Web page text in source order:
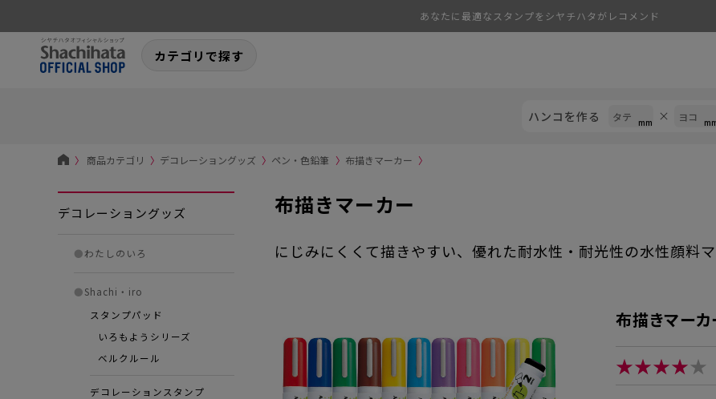
あなたに最適なスタンプをシヤチハタがレコメンド
カテゴリで探す
ハンコを作る
〉 商品カテゴリ 〉 デコレーショングッズ 〉 ペン・色鉛筆 〉 布描きマーカー 〉
デコレーショングッズ
●わたしのいろ
●Shachi・iro
スタンプパッド
いろもようシリーズ
ベルクルール
デコレーションスタンプ
布描きマーカー
にじみにくくて描きやすい、優れた耐水性・耐光性の水性顔料マ
布描きマーカ
★★★★★